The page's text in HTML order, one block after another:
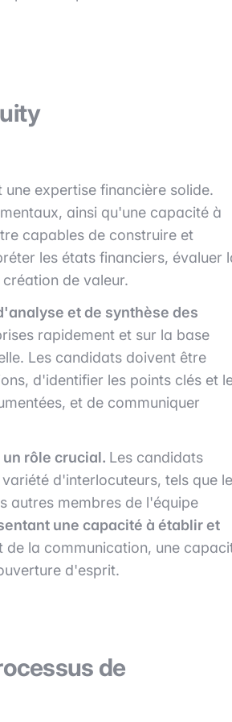
expertise financière solide.
ainsi qu'une capacité à
capables de construire et
les états financiers, évaluer
de valeur.
et de synthèse des
rapidement et sur la base
Les candidats doivent être
d'identifier les points clés et
et de communiquer
rôle crucial. Les candidats
d'interlocuteurs, tels que
autres membres de l'équipe
une capacité à établir et
de la communication, une
d'esprit.
de